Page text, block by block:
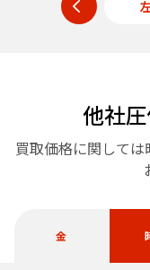
他社
買取価格に関しては
金